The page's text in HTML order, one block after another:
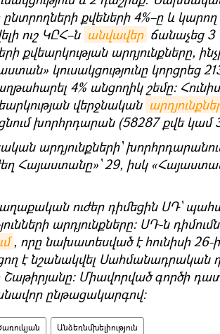
քվեների 4%–ը և կարող
ուշ ԿԸՀ–ն անվավեր ճանաչեց 3
քվեարկության արդյունքները,
կուսակցությունը կորցրեց
4% անցողիկ շեմը։
վերջնական
խորհրդարան (58287 քվե կամ
արդյունքների՝
Հայաստանը»՝ 29, իսկ
ուժեր դիմեցին ՍԴ՝
արդյունքները։ ՍԴ-ն
, որը նախատեսված է հունիսի 26-
է նշանակվել
Միավորված գործի
ընթացակարգով:
Անձեռնմխելիություն